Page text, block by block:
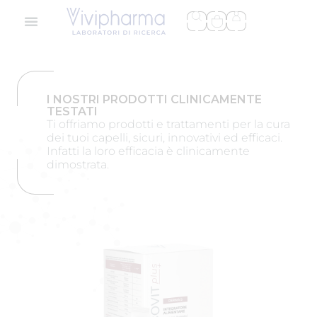
I NOSTRI PRODOTTI CLINICAMENTE
TESTATI
Ti offriamo prodotti e trattamenti per la cura
dei tuoi capelli, sicuri, innovativi ed efficaci.
Infatti la loro efficacia è clinicamente
dimostrata.
bez výjimky a při procedurách nabízíme
https://www.niejeturabezstura.sk/uzite-si-
online-kasinove-hry-po-dlhej-ture